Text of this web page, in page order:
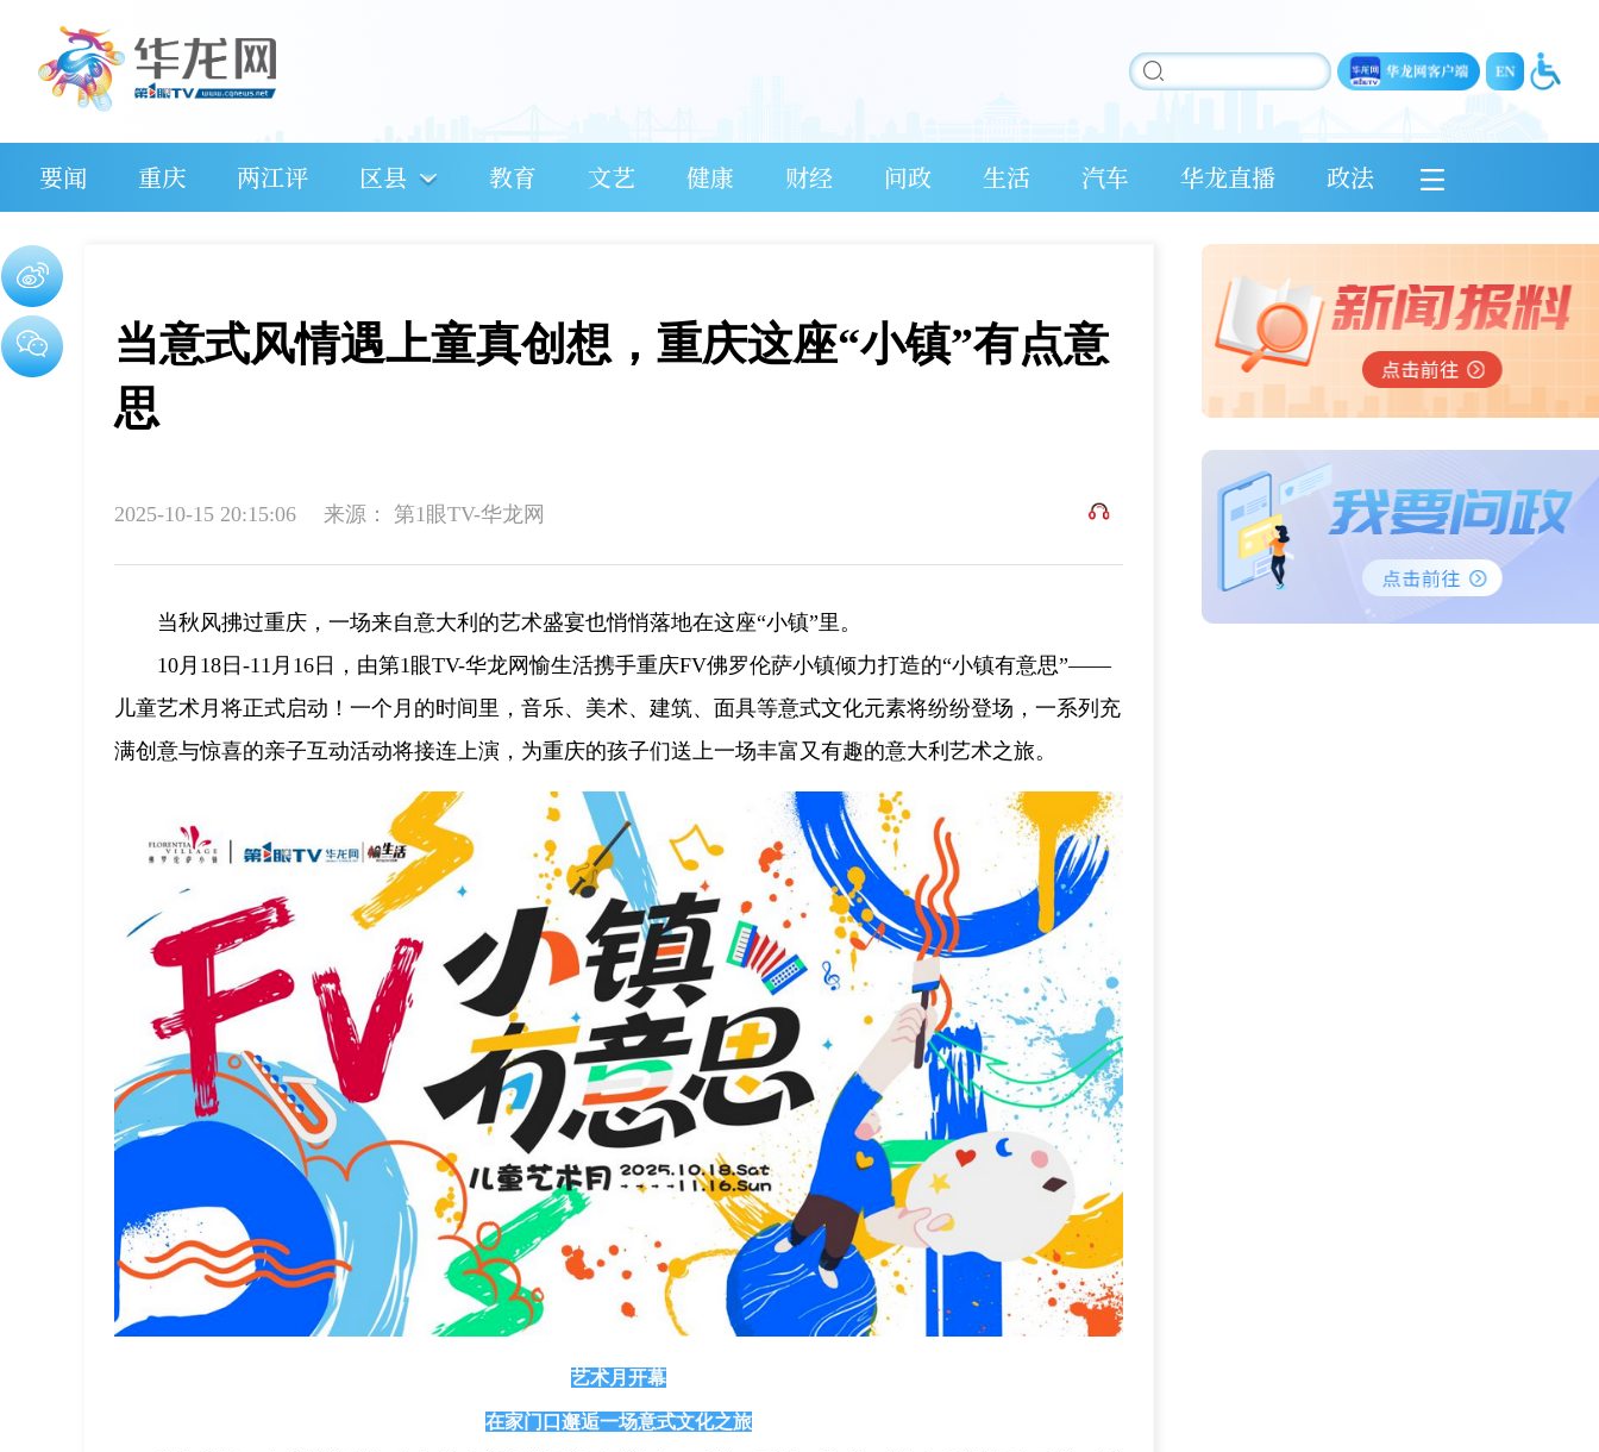
要闻 重庆 两江评 区县 教育 文艺 健康 财经 问政 生活 汽车 华龙直播 政法
当意式风情遇上童真创想，重庆这座“小镇”有点意
思
2025-10-15 20:15:06 来源： 第1眼TV-华龙网
当秋风拂过重庆，一场来自意大利的艺术盛宴也悄悄落地在这座“小镇”里。
10月18日-11月16日，由第1眼TV-华龙网愉生活携手重庆FV佛罗伦萨小镇倾力打造的“小镇有意思”——
儿童艺术月将正式启动！一个月的时间里，音乐、美术、建筑、面具等意式文化元素将纷纷登场，一系列充
满创意与惊喜的亲子互动活动将接连上演，为重庆的孩子们送上一场丰富又有趣的意大利艺术之旅。
艺术月开幕
在家门口邂逅一场意式文化之旅